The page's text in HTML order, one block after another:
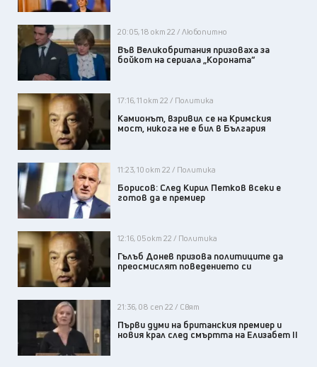
20:05, 18 окт 22 / Любопитно
Във Великобритания призоваха за
бойкот на сериала „Короната“
17:16, 11 окт 22 / Политика
Камионът, взривил се на Кримския
мост, никога не е бил в България
11:23, 10 окт 22 / Политика
Борисов: След Кирил Петков всеки е
готов да е премиер
12:16, 05 окт 22 / Политика
Гълъб Донев призова политиците да
преосмислят поведението си
21:36, 08 сеп 22 / Свят
Първи думи на британския премиер и
новия крал след смъртта на Елизабет II